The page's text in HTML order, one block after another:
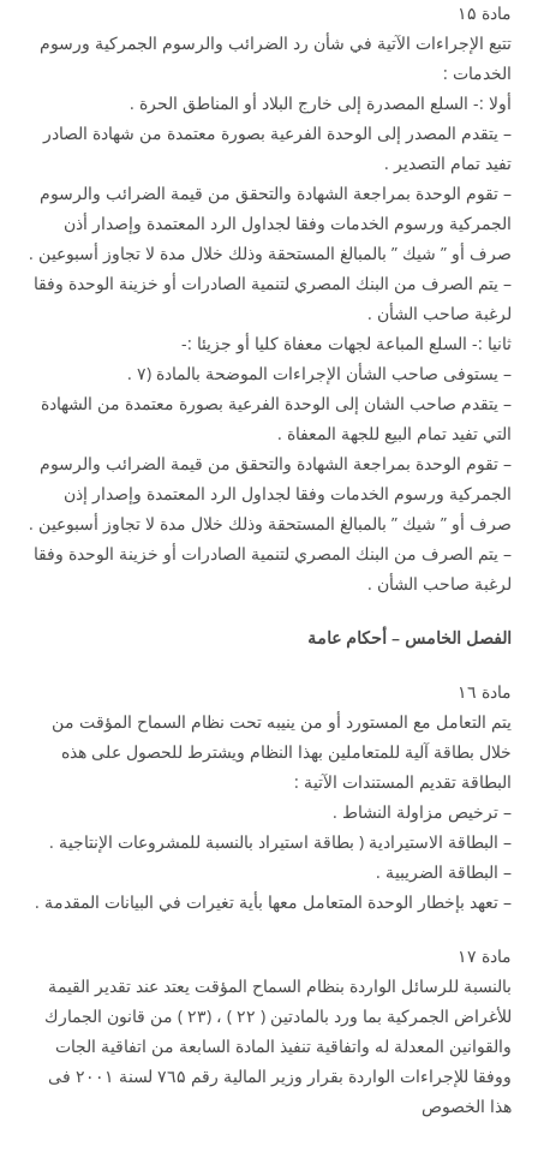
مادة ۱۵
تتبع الإجراءات الآتية في شأن رد الضرائب والرسوم الجمركية ورسوم
الخدمات :
أولا :- السلع المصدرة إلى خارج البلاد أو المناطق الحرة .
– يتقدم المصدر إلى الوحدة الفرعية بصورة معتمدة من شهادة الصادر
تفيد تمام التصدير .
– تقوم الوحدة بمراجعة الشهادة والتحقق من قيمة الضرائب والرسوم
الجمركية ورسوم الخدمات وفقا لجداول الرد المعتمدة وإصدار أذن
صرف أو ” شيك ” بالمبالغ المستحقة وذلك خلال مدة لا تجاوز أسبوعين .
– يتم الصرف من البنك المصري لتنمية الصادرات أو خزينة الوحدة وفقا
لرغبة صاحب الشأن .
ثانيا :- السلع المباعة لجهات معفاة كليا أو جزيئا :-
– يستوفى صاحب الشأن الإجراءات الموضحة بالمادة (۷ .
– يتقدم صاحب الشان إلى الوحدة الفرعية بصورة معتمدة من الشهادة
التي تفيد تمام البيع للجهة المعفاة .
– تقوم الوحدة بمراجعة الشهادة والتحقق من قيمة الضرائب والرسوم
الجمركية ورسوم الخدمات وفقا لجداول الرد المعتمدة وإصدار إذن
صرف أو ” شيك ” بالمبالغ المستحقة وذلك خلال مدة لا تجاوز أسبوعين .
– يتم الصرف من البنك المصري لتنمية الصادرات أو خزينة الوحدة وفقا
لرغبة صاحب الشأن .
الفصل الخامس – أحكام عامة
مادة ۱٦
يتم التعامل مع المستورد أو من ينيبه تحت نظام السماح المؤقت من
خلال بطاقة آلية للمتعاملين بهذا النظام ويشترط للحصول على هذه
البطاقة تقديم المستندات الآتية :
– ترخيص مزاولة النشاط .
– البطاقة الاستيرادية ( بطاقة استيراد بالنسبة للمشروعات الإنتاجية .
– البطاقة الضريبية .
– تعهد بإخطار الوحدة المتعامل معها بأية تغيرات في البيانات المقدمة .
مادة ۱۷
بالنسبة للرسائل الواردة بنظام السماح المؤقت يعتد عند تقدير القيمة
للأغراض الجمركية بما ورد بالمادتين ( ۲۲ ) ، (۲۳ ) من قانون الجمارك
والقوانين المعدلة له واتفاقية تنفيذ المادة السابعة من اتفاقية الجات
ووفقا للإجراءات الواردة بقرار وزير المالية رقم ۷٦۵ لسنة ۲۰۰۱ فى
هذا الخصوص